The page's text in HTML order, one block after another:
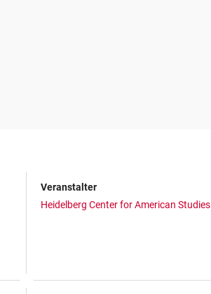
Veranstalter
Heidelberg Center for American Studies